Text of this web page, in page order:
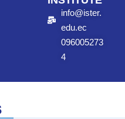
info@ister.
edu.ec
096005273
4